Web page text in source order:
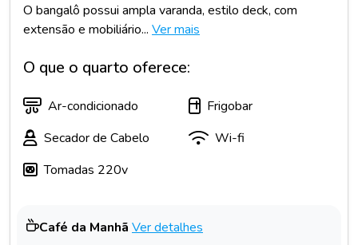
O bangalô possui ampla varanda, estilo deck, com
extensão e mobiliário... Ver mais
O que o quarto oferece:
Ar-condicionado
Frigobar
Secador de Cabelo
Wi-fi
Tomadas 220v
Café da Manhã Ver detalhes